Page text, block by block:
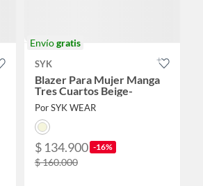
Envíogratis
SYK
Blazer Para Mujer Manga
Tres Cuartos Beige-
Por SYK WEAR
$ 134.900 -16%
$ 160.000